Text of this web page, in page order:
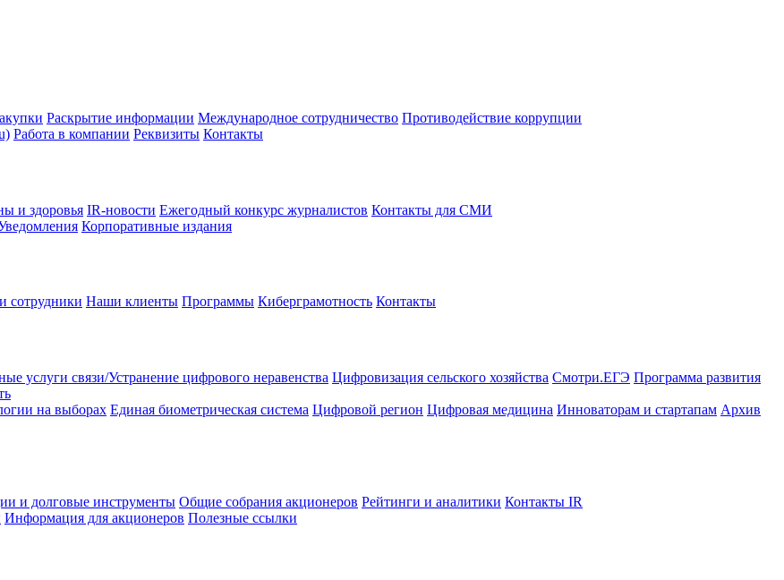
Раскрытие информации Международное сотрудничество Противодействие коррупции
Работа в компании Реквизиты Контакты
и здоровья IR-новости Ежегодный конкурс журналистов Контакты для СМИ
Корпоративные издания
сотрудники Наши клиенты Программы Киберграмотность Контакты
услуги связи/Устранение цифрового неравенства Цифровизация сельского хозяйства Смотри.ЕГЭ Программа развития
на выборах Единая биометрическая система Цифровой регион Цифровая медицина Инноваторам и стартапам Архив
и долговые инструменты Общие собрания акционеров Рейтинги и аналитики Контакты IR
Информация для акционеров Полезные ссылки